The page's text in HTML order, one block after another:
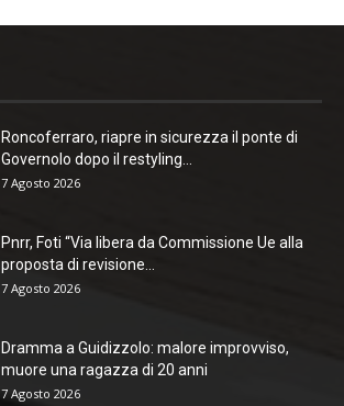
Roncoferraro, riapre in sicurezza il ponte di
Governolo dopo il restyling...
7 Agosto 2026
Pnrr, Foti “Via libera da Commissione Ue alla
proposta di revisione...
7 Agosto 2026
Dramma a Guidizzolo: malore improvviso,
muore una ragazza di 20 anni
7 Agosto 2026